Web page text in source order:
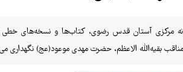
مرکزی آستان قدس رضوی، کتاب‌ها و نسخه‌های خطی
بقیه‌الله الاعظم، حضرت مهدی موعود(عج) نگهداری